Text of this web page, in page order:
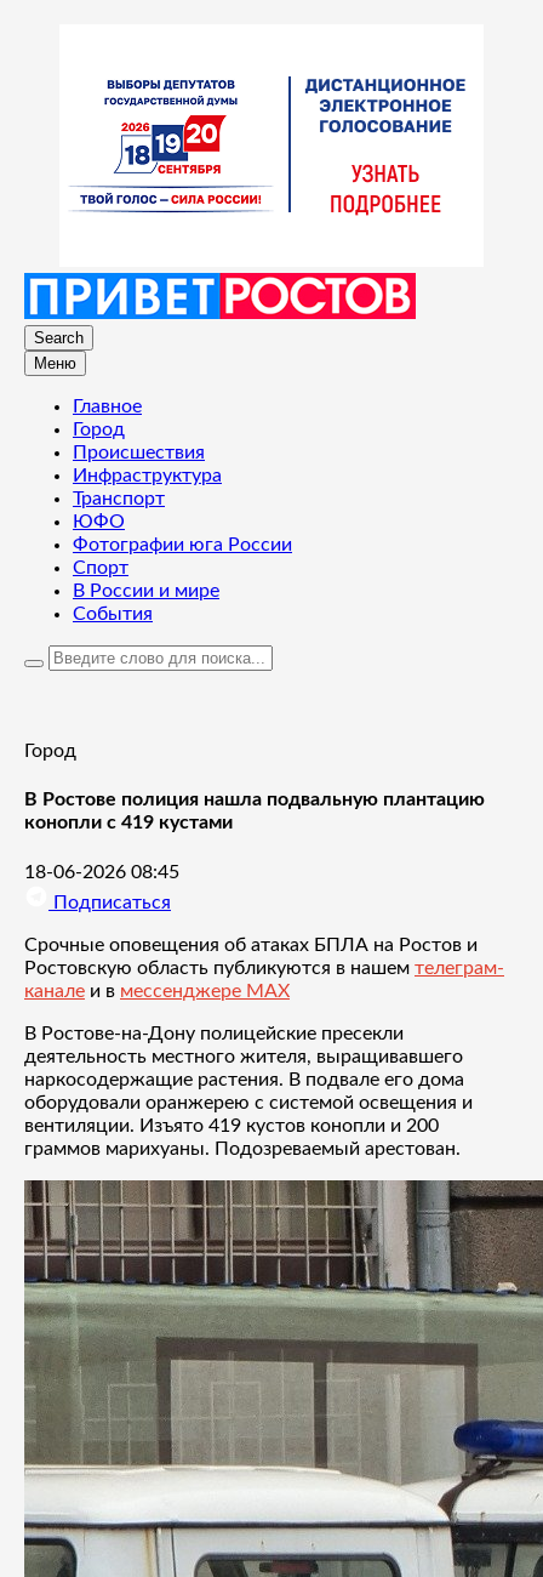
Search
Меню
Главное
Город
Происшествия
Инфраструктура
Транспорт
ЮФО
Фотографии юга России
Спорт
В России и мире
События
Город
В Ростове полиция нашла подвальную плантацию
конопли с 419 кустами
18-06-2026 08:45
Подписаться
Срочные оповещения об атаках БПЛА на Ростов и
Ростовскую область публикуются в нашем телеграм-
канале и в мессенджере MAX
В Ростове-на-Дону полицейские пресекли
деятельность местного жителя, выращивавшего
наркосодержащие растения. В подвале его дома
оборудовали оранжерею с системой освещения и
вентиляции. Изъято 419 кустов конопли и 200
граммов марихуаны. Подозреваемый арестован.